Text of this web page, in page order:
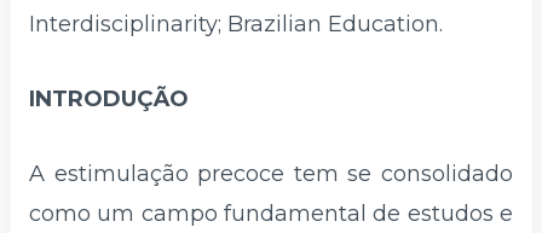
Interdisciplinarity; Brazilian Education.
INTRODUÇÃO
A estimulação precoce tem se consolidado
como um campo fundamental de estudos e